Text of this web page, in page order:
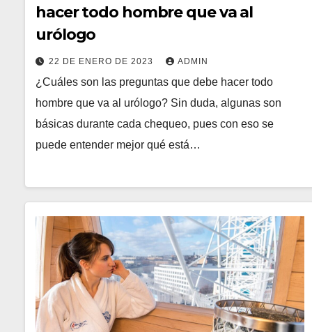
hacer todo hombre que va al
urólogo
22 DE ENERO DE 2023 ADMIN
¿Cuáles son las preguntas que debe hacer todo
hombre que va al urólogo? Sin duda, algunas son
básicas durante cada chequeo, pues con eso se
puede entender mejor qué está…